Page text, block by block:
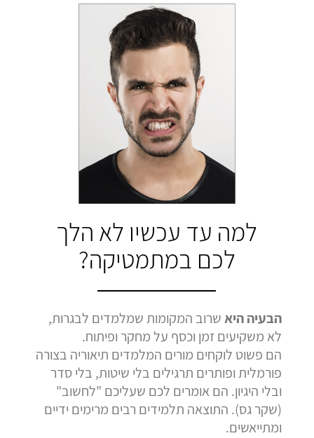
לחץ לצפייה
בהמלצה
Maor Cohen
בגרות 4 יחידות
לחץ לצפייה
בהמלצה
לחץ לצפייה
בהמלצה
Hedva Mettoudi
בגרות 3 יחידות
ציון 100
בהמלצה
לחץ לצפייה
בהמלצה
למה עד עכשיו לא הלך
לכם במתמטיקה?
הבעיה היאשרוב המקומות שמלמדים לבגרות,
לא משקיעים זמן וכסף על מחקר ופיתוח.
הם פשוט לוקחים מורים המלמדים תיאוריה בצורה
פורמלית ופותרים תרגילים בלי שיטות, בלי סדר
ובלי היגיון. הם אומרים לכם שעליכם "לחשוב"
(שקר גס). התוצאה תלמידים רבים מרימים ידיים
ומתייאשים.